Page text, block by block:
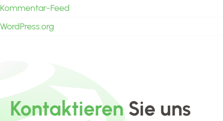
Kommentar-Feed
WordPress.org
KontaktierenSie uns